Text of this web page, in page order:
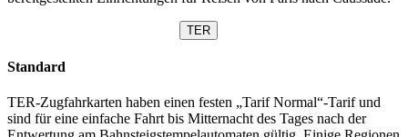
TER
Standard
TER-Zugfahrkarten haben einen festen „Tarif Normal“-Tarif und
sind für eine einfache Fahrt bis Mitternacht des Tages nach der